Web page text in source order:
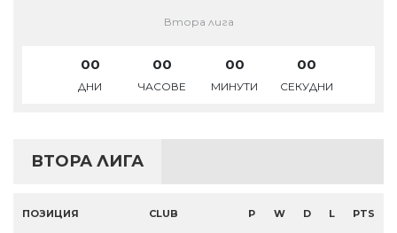
Втора лига
00
ДНИ
00
ЧАСОВЕ
00
МИНУТИ
00
СЕКУДНИ
ВТОРА ЛИГА
ПОЗИЦИЯ CLUB P W D L PTS